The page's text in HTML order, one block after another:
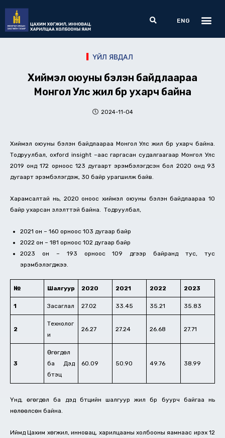
content
Search
ENG
ҮЙЛ ЯВДАЛ
Хиймэл оюуны бэлэн байдлаараа
Монгол Улс жил бүр ухарч байна
2024-11-04
Хиймэл оюуны бэлэн байдлаараа Монгол Улс жил бүр ухарч байна.
Тодруулбал, oxford insight –аас гаргасан судалгаагаар Монгол Улс
2019 онд 172 орноос 123 дугаарт эрэмбэлэгдсэн бол 2020 онд 93
дугаарт эрэмбэлэгдэж, 30 байр урагшилж байв.
Харамсалтай нь, 2020 оноос хиймэл оюуны бэлэн байдлаараа 10
байр ухарсан үзүүлэлттэй байна. Тодруулбал,
2021 он – 160 орноос 103 дугаар байр
2022 он – 181 орноос 102 дугаар байр
2023 он – 193 орноос 109 дүгээр байранд тус, тус
эрэмбэлэгджээ.
№ Шалгуур 2020 2021 2022 2023
1 Засаглал 27.02 33.45 35.21 35.83
2
Технолог
и
26.27 27.24 26.68 27.71
3
Өгөгдөл
ба Дэд
бүтэц
60.09 50.90 49.76 38.99
Үүнд, өгөгдөл ба дэд бүтцийн шалгуур жил бүр буурч байгаа нь
нөлөөлсөн байна.
Иймд Цахим хөгжил, инновац, харилцааны холбооны яамнаас ирэх 12